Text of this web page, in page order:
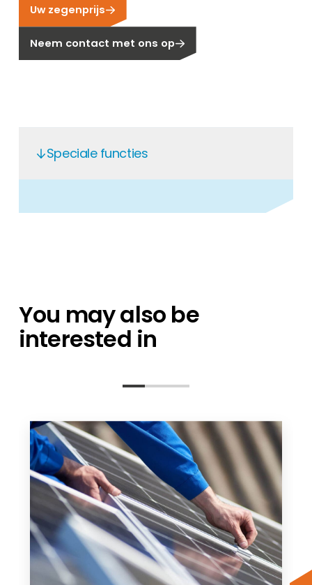
Carrière
hernieuwbare energiesector? Dan ben je hier
Uw zegenprijs
Neem contact met ons op
Speciale functies
You may also be
interested in